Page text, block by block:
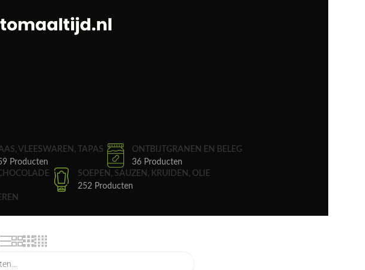
VLEESWAREN, TAPAS
Producten
ONTBIJTGRANEN EN BELEG
36 Producten
SOEPEN, SAUZEN, KRUIDEN, OLIE
252 Producten